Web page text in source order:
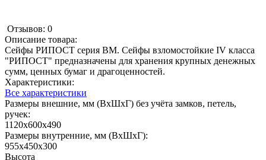
Отзывов: 0
Описание товара:
Сейфы РИПОСТ серия ВМ. Сейфы взломостойкие IV класса
"РИПОСТ" предназначены для хранения крупных денежных
сумм, ценных бумаг и драгоценностей.
Характеристики:
Все характеристики
Размеры внешние, мм (ВхШхГ) без учёта замков, петель,
ручек:
1120х600х490
Размеры внутренние, мм (ВхШхГ):
955х450х300
Высота